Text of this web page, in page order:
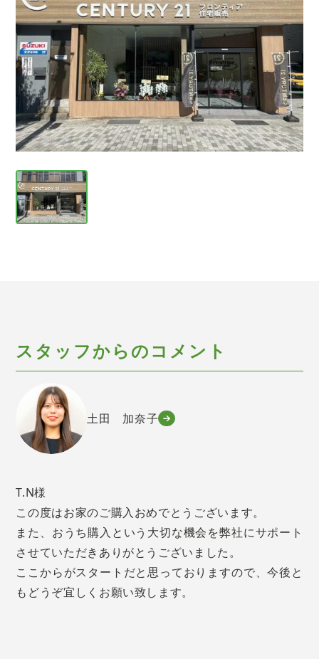
スタッフからのコメント
土田 加奈子
T.N様
この度はお家のご購入おめでとうございます。
また、おうち購入という大切な機会を弊社にサポート
させていただきありがとうございました。
ここからがスタートだと思っておりますので、今後と
もどうぞ宜しくお願い致します。